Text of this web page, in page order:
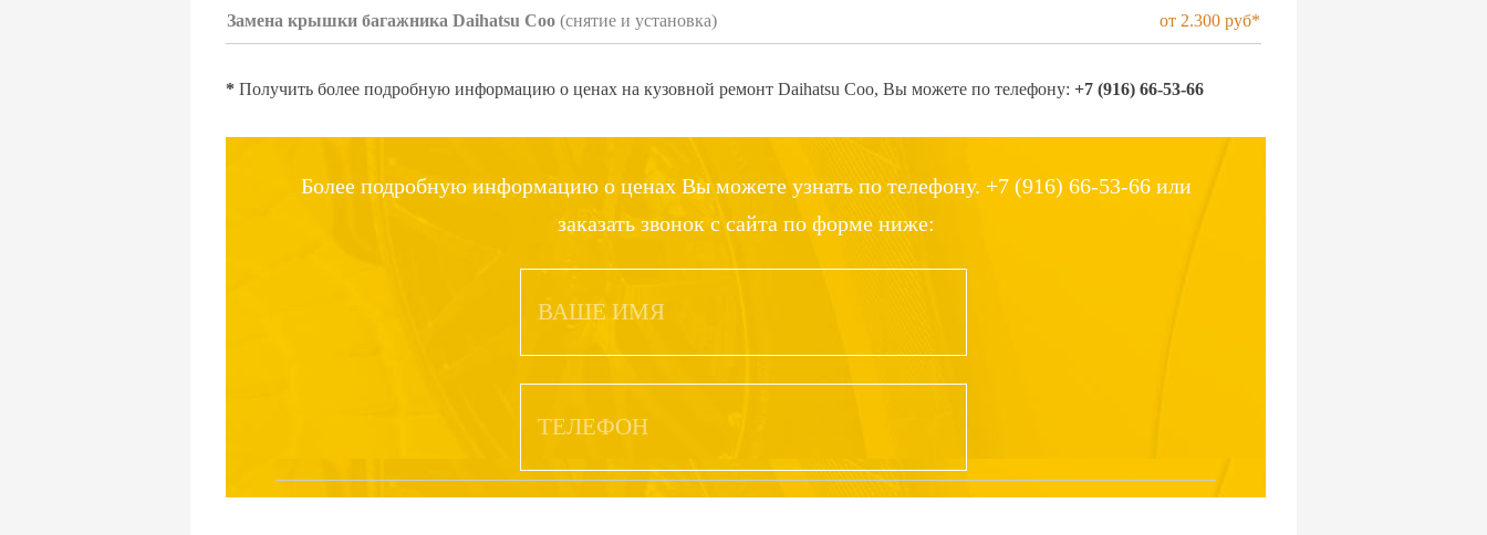
Замена крышки багажника Daihatsu Coo (снятие и установка) от 2.300 руб*
* Получить более подробную информацию о ценах на кузовной ремонт Daihatsu Coo, Вы можете по телефону: +7 (916) 66-53-66
Более подробную информацию о ценах Вы можете узнать по телефону. +7 (916) 66-53-66 или
заказать звонок с сайта по форме ниже: